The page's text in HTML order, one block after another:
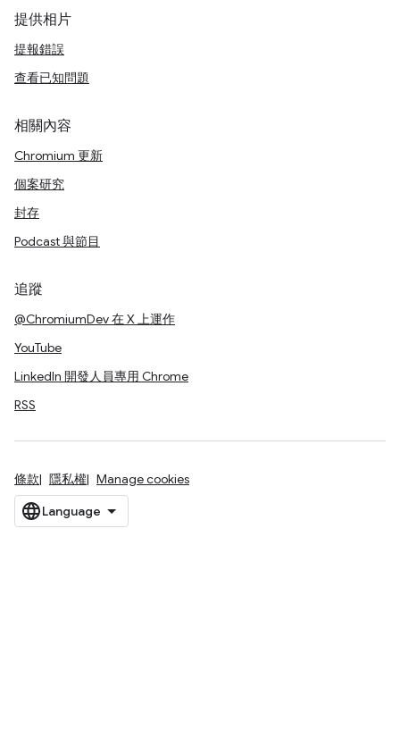
提供相片
提報錯誤
查看已知問題
相關內容
Chromium 更新
個案研究
封存
Podcast 與節目
追蹤
@ChromiumDev 在 X 上運作
YouTube
LinkedIn 開發人員專用 Chrome
RSS
條款 隱私權 Manage cookies